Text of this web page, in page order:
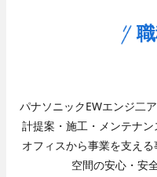
パナソニックEWエンジ二
計提案・施工・メンテナン
オフィスから事業を支え
空間の安心・安
エネルギーマネジメ
カスタマーサービス
- 保守点検
- 部品交換
先
働く環境